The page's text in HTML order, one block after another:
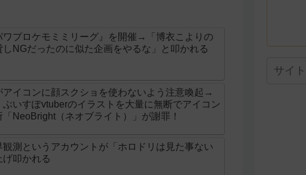
プロケモミミリーグ』を開催→「博衣こよりの
NGだったのに似た企画をやるな」と叩かれる
イコンに顔スクショを使わないよう注意喚起→
いすぽvtuberのイラストを大量に無断でアイコン
NeoBright（ネオブライト）」が謝罪！
測というアカウントが「ホロドリは見た事ない
叩かれる